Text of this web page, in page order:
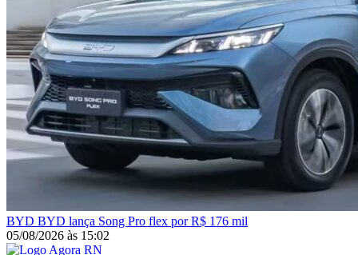
BYD BYD lança Song Pro flex por R$ 176 mil
05/08/2026 às 15:02